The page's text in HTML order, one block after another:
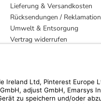
Lieferung & Versandkosten
Rücksendungen /
Umwelt & Entsorgung
Vertrag widerrufen